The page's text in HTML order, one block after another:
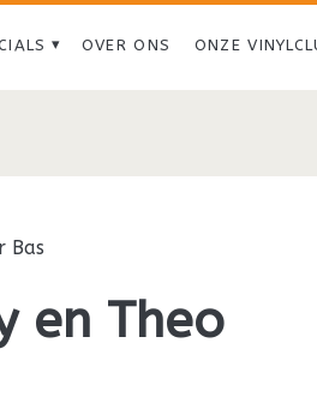
OVER ONS ONZE
Bas
en Theo